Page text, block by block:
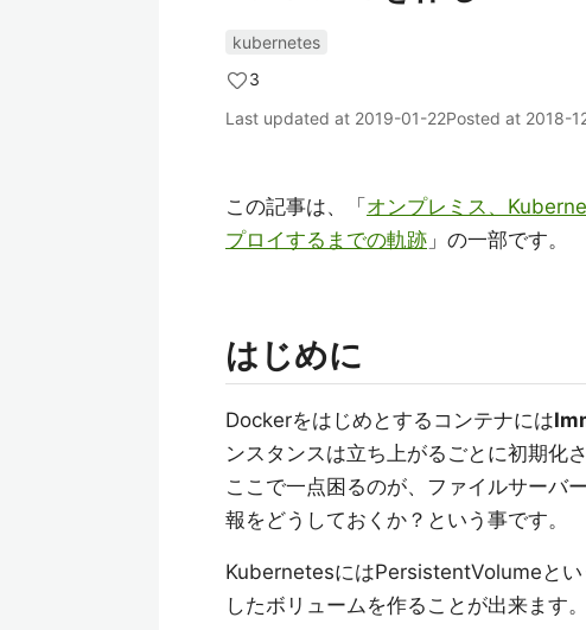
kubernetes
3
Last updated at 2019-01-22Posted at 2018-
この記事は、「 オンプレミス、
プロイするまでの軌跡 」の一部です。
はじめに
Dockerをはじめとするコンテナには
ンスタンスは立ち上がるごとに初期化
ここで一点困るのが、ファイルサーバ
報をどうしておくか？という事です。
KubernetesにはPersistentVolumeと
したボリュームを作ることが出来ます。